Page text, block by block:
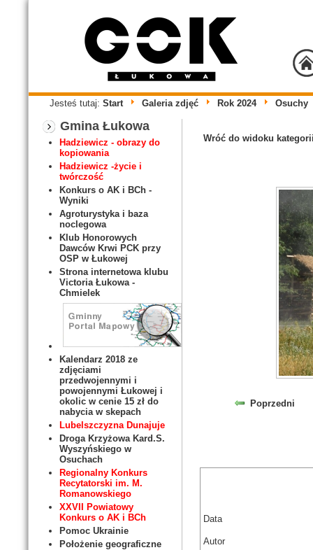
Jesteś tutaj: Start Galeria zdjęć Rok 2024 Osuchy
Gmina Łukowa
Hadziewicz - obrazy do
kopiowania
Hadziewicz -życie i
twórczość
Konkurs o AK i BCh -
Wyniki
Agroturystyka i baza
noclegowa
Klub Honorowych
Dawców Krwi PCK przy
OSP w Łukowej
Strona internetowa klubu
Victoria Łukowa -
Chmielek
Kalendarz 2018 ze
zdjęciami
przedwojennymi i
powojennymi Łukowej i
okolic w cenie 15 zł do
nabycia w skepach
Lubelszczyzna Dunajuje
Droga Krzyżowa Kard.S.
Wyszyńskiego w
Osuchach
Regionalny Konkurs
Recytatorski im. M.
Romanowskiego
XXVII Powiatowy
Konkurs o AK i BCh
Pomoc Ukrainie
Położenie geograficzne
Wróć do widoku
Poprzedni
Data
Autor